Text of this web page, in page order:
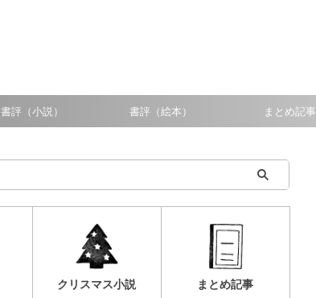
書評（小説） 書評（絵本） まとめ記事
クリスマス小説 まとめ記事